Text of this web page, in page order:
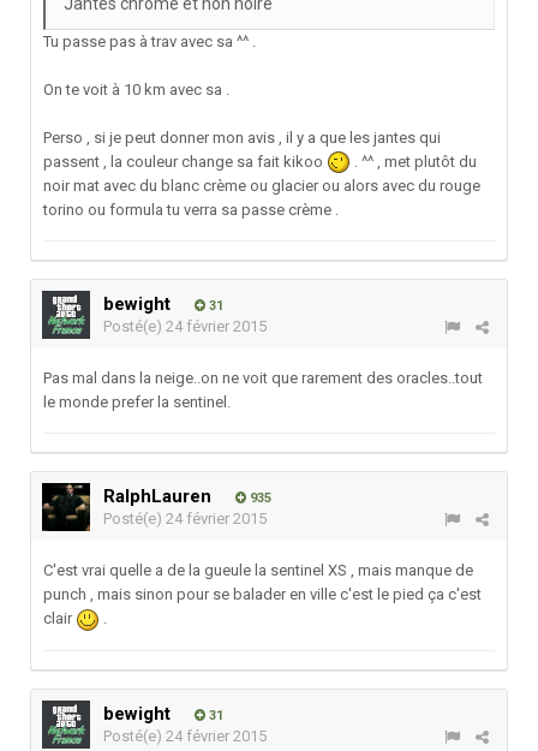
Tu passe pas à trav avec sa ^^ .
On te voit à 10 km avec sa .
Perso , si je peut donner mon avis , il y a que les jantes qui
passent , la couleur change sa fait kikoo
. ^^ , met plutôt du
noir mat avec du blanc crème ou glacier ou alors avec du rouge
torino ou formula tu verra sa passe crème .
bewight 31
Posté(e) 24 février 2015
Pas mal dans la neige..on ne voit que rarement des oracles..tout
le monde prefer la sentinel.
RalphLauren 935
Posté(e) 24 février 2015
C'est vrai quelle a de la gueule la sentinel XS , mais manque de
punch , mais sinon pour se balader en ville c'est le pied ça c'est
clair
.
bewight 31
Posté(e) 24 février 2015